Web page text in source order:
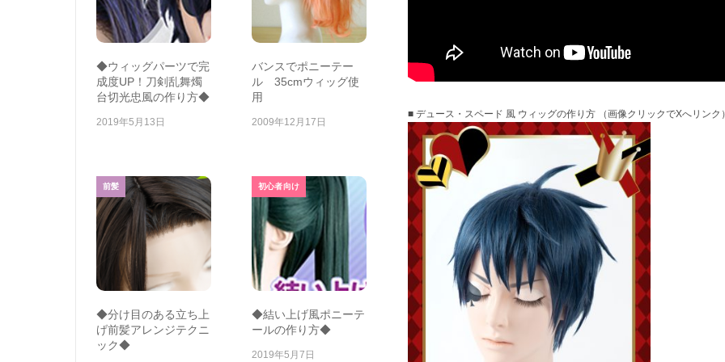
■ デュース・スペード 風 ウィッグの作り方 （画像クリックでXへリンク
◆ウィッグパーツで完
成度UP！刀剣乱舞燭
台切光忠風の作り方◆
2019年5月13日
バンスでポニーテー
ル 35cmウィッグ使
用
2009年12月17日
前髪
◆分け目のある立ち上
げ前髪アレンジテクニ
ック◆
初心者向け
◆結い上げ風ポニーテ
ールの作り方◆
2019年5月7日